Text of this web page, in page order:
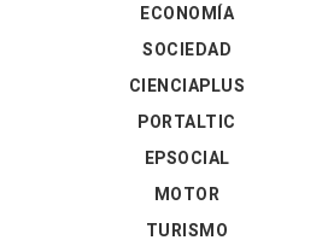
ECONOMÍA
SOCIEDAD
CIENCIAPLUS
PORTALTIC
EPSOCIAL
MOTOR
TURISMO